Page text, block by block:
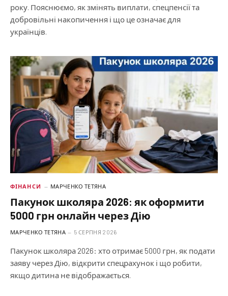
року. Пояснюємо, як змінять виплати, спецпенсії та
добровільні накопичення і що це означає для
українців.
ФІНАНСИ МАРЧЕНКО ТЕТЯНА
Пакунок школяра 2026: як оформити
5000 грн онлайн через Дію
МАРЧЕНКО ТЕТЯНА 5 СЕРПНЯ 2026
Пакунок школяра 2026: хто отримає 5000 грн, як подати
заяву через Дію, відкрити спецрахунок і що робити,
якщо дитина не відображається.